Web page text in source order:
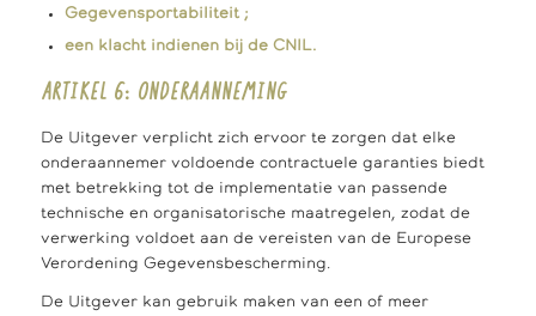
Gegevensportabiliteit ;
een klacht indienen bij de CNIL.
ARTIKEL 6: ONDERAANNEMING
De Uitgever verplicht zich ervoor te zorgen dat elke
onderaannemer voldoende contractuele garanties biedt
met betrekking tot de implementatie van passende
technische en organisatorische maatregelen, zodat de
verwerking voldoet aan de vereisten van de Europese
Verordening Gegevensbescherming.
De Uitgever kan gebruik maken van een of meer